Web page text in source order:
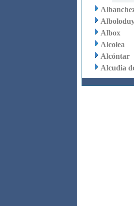
Albox
Alcolea
Alcóntar
Alcudia